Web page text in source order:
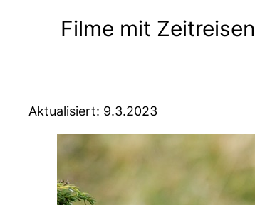
Filme mit
Aktualisiert: 9.3.2023